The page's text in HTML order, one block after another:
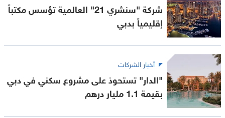
شركة "سنشري 21" العالمية تؤسس مكتباً
إقليمياً بدبي
أخبار الشركات
"الدار" تستحوذ على مشروع سكني في دبي
بقيمة 1.1 مليار درهم